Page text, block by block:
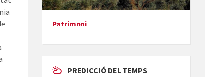
mare&quot;, d'Emma Zafon
Patrimoni
PREDICCIÓ DEL TEMPS